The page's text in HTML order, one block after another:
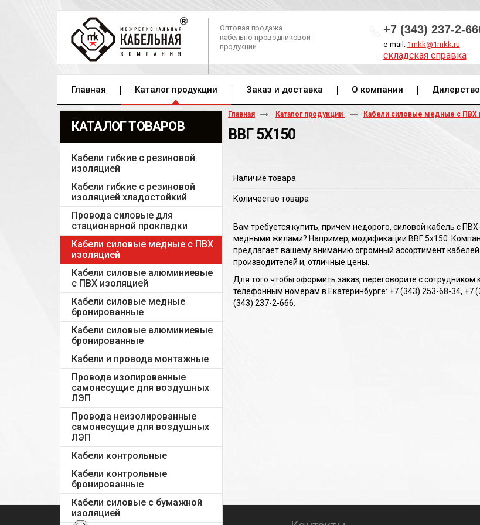
Оптовая продажа
кабельно-проводниковой
продукции
+7 (343) 237-2-
e-mail: 1mkk@1mkk.ru
складская справка
Главная Каталог продукции Заказ и доставка О компании Дилерство
КАТАЛОГ ТОВАРОВ
Кабели гибкие с резиновой
изоляцией
Кабели гибкие с резиновой
изоляцией хладостойкий
Провода силовые для
стационарной прокладки
Кабели силовые медные с ПВХ
изоляцией
Кабели силовые алюминиевые
с ПВХ изоляцией
Кабели силовые медные
бронированные
Кабели силовые алюминиевые
бронированные
Кабели и провода монтажные
Провода изолированные
самонесущие для воздушных
ЛЭП
Провода неизолированные
самонесущие для воздушных
ЛЭП
Кабели контрольные
Кабели контрольные
бронированные
Кабели силовые с бумажной
изоляцией
Главная Каталог продукции Кабели силовые медные с ПВХ
ВВГ 5Х150
Наличие товара
Количество товара
Вам требуется купить, причем недорого, силовой кабель с
медными жилами? Например, модификации ВВГ 5х150.
предлагает вашему вниманию огромный ассортимент
производителей и, отличные цены.
Для того чтобы оформить заказ, переговорите с сотрудником
телефонным номерам в Екатеринбурге: +7 (343) 253-68-34, +7
(343) 237-2-666.